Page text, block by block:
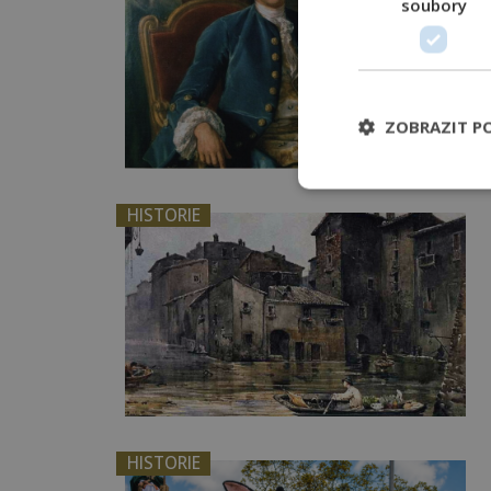
HISTORIE
HISTORIE
soubory
ZOBRAZIT